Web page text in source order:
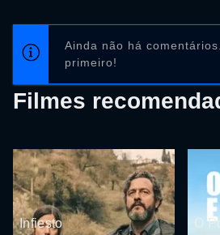
Ainda não há
primeiro!
Filmes
Infiesto O